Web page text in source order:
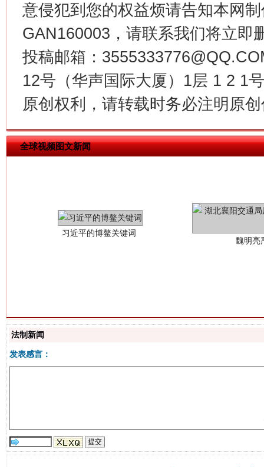
意侵犯到您的权益烦请告知本网
GAN160003，请联系我们将立即
投稿邮箱：
12号（华声国际大厦）1层 1 2 1
原创权利，请转载时务必注明原
全球视频图文新闻
在谋一域中谋全局
今
“刷贴”乱象丛生
生
法制新闻
发表感言：